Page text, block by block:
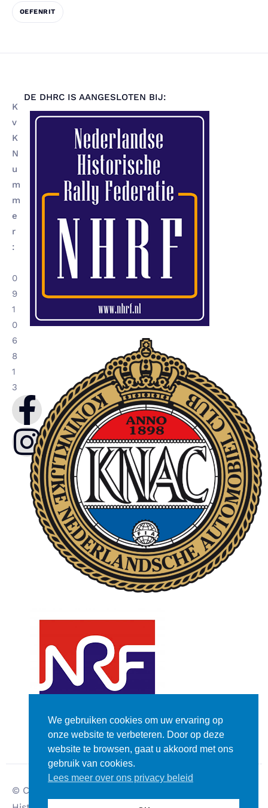
OEFENRIT
K
v
K
N
u
m
m
e
r
:
0
9
1
0
6
8
1
3
DE DHRC IS AANGESLOTEN BIJ:
© Copyright – Dutch
We gebruiken cookies om uw ervaring op
onze website te verbeteren. Door op deze
website te browsen, gaat u akkoord met ons
gebruik van cookies.
Lees meer over ons privacy beleid